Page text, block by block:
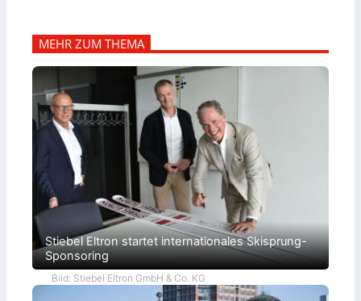
MEHR ZUM THEMA
Stiebel Eltron startet internationales Skisprung-
Sponsoring
Bild: Stiebel Eltron GmbH & Co. KG